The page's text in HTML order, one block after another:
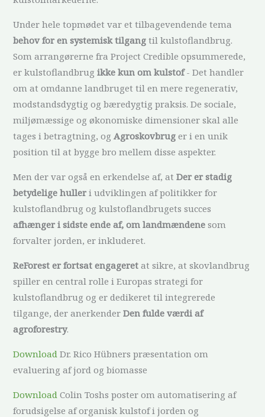
Under hele topmødet var et tilbagevendende tema
behov for en systemisk tilgang til kulstoflandbrug.
Som arrangørerne fra Project Credible opsummerede,
er kulstoflandbrugikke kun om kulstof- Det handler
om at omdanne landbruget til en mere regenerativ,
modstandsdygtig og bæredygtig praksis. De sociale,
miljømæssige og økonomiske dimensioner skal alle
tages i betragtning, ogAgroskovbrug er i en unik
position til at bygge bro mellem disse aspekter.
Men der var også en erkendelse af, atDer er stadig
betydelige hulleri udviklingen af politikker for
kulstoflandbrug og kulstoflandbrugets succes
afhænger i sidste ende af, om landmændene som
forvalter jorden, er inkluderet.
ReForest er fortsat engageret at sikre, at skovlandbrug
spiller en central rolle i Europas strategi for
kulstoflandbrug og er dedikeret til integrerede
tilgange, der anerkenderDen fulde værdi af
agroforestry.
DownloadDr. Rico Hübners præsentation om
evaluering af jord og biomasse
Download Colin Toshs poster om automatisering af
forudsigelse af organisk kulstof i jorden og